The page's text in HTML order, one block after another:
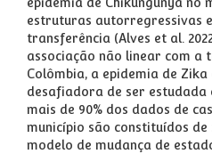
estruturas autorregressivas
transferência (Alves et al.
associação não linear com a
Colômbia, a epidemia de
desafiadora de ser estudada
mais de 90% dos dados de
município são constituídos de
modelo de mudança de